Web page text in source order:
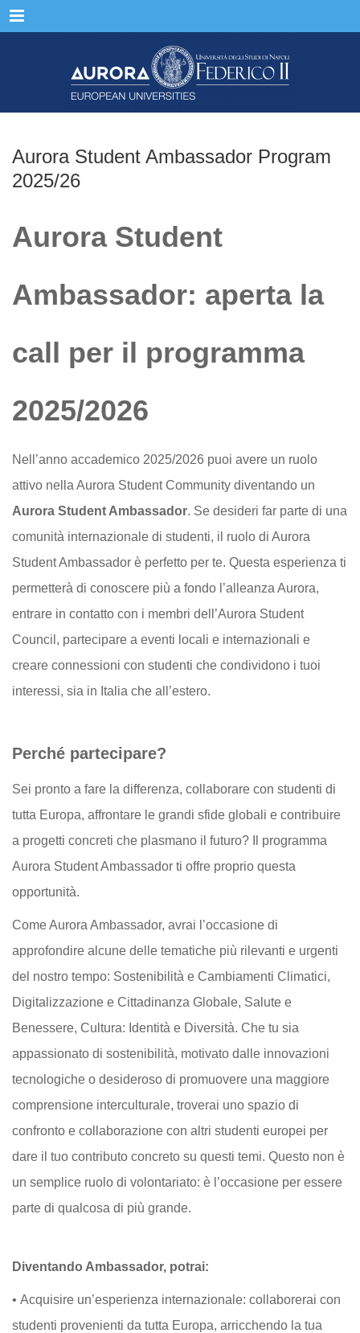
Menu
Aurora Student Ambassador Program
2025/26
Aurora Student
Ambassador: aperta la
call per il programma
2025/2026
Nell’anno accademico 2025/2026 puoi avere un ruolo
attivo nella Aurora Student Community diventando un
Aurora Student Ambassador. Se desideri far parte di una
comunità internazionale di studenti, il ruolo di Aurora
Student Ambassador è perfetto per te. Questa esperienza ti
permetterà di conoscere più a fondo l’alleanza Aurora,
entrare in contatto con i membri dell’Aurora Student
Council, partecipare a eventi locali e internazionali e
creare connessioni con studenti che condividono i tuoi
interessi, sia in Italia che all’estero.
Perché partecipare?
Sei pronto a fare la differenza, collaborare con studenti di
tutta Europa, affrontare le grandi sfide globali e contribuire
a progetti concreti che plasmano il futuro? Il programma
Aurora Student Ambassador ti offre proprio questa
opportunità.
Come Aurora Ambassador, avrai l’occasione di
approfondire alcune delle tematiche più rilevanti e urgenti
del nostro tempo: Sostenibilità e Cambiamenti Climatici,
Digitalizzazione e Cittadinanza Globale, Salute e
Benessere, Cultura: Identità e Diversità. Che tu sia
appassionato di sostenibilità, motivato dalle innovazioni
tecnologiche o desideroso di promuovere una maggiore
comprensione interculturale, troverai uno spazio di
confronto e collaborazione con altri studenti europei per
dare il tuo contributo concreto su questi temi. Questo non è
un semplice ruolo di volontariato: è l’occasione per essere
parte di qualcosa di più grande.
Diventando Ambassador, potrai:
• Acquisire un’esperienza internazionale: collaborerai con
studenti provenienti da tutta Europa, arricchendo la tua